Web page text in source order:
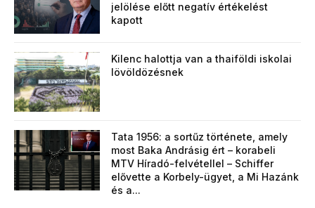
jelölése előtt negatív értékelést
kapott
Kilenc halottja van a thaiföldi iskolai
lövöldözésnek
Tata 1956: a sortűz története, amely
most Baka Andrásig ért – korabeli
MTV Híradó-felvétellel – Schiffer
elővette a Korbely-ügyet, a Mi Hazánk
és a...